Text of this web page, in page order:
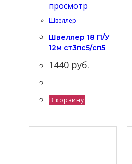
просмотр
Швеллер
Швеллер 18 П/У
12м ст3пс5/сп5
1440 руб.
В корзину